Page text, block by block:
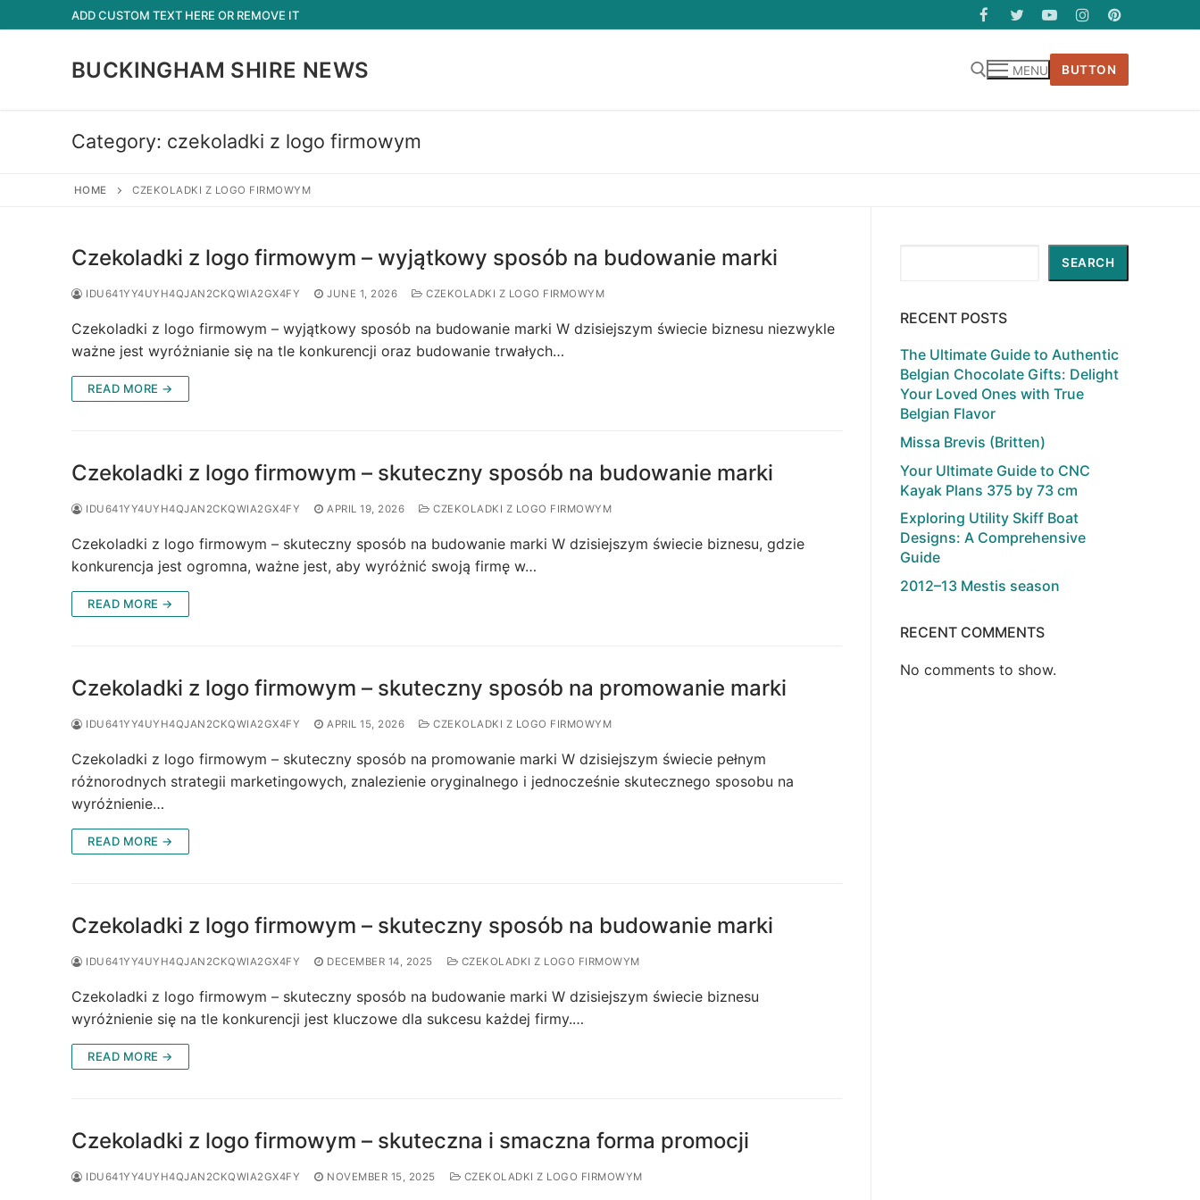
to
ADD CUSTOM TEXT HERE OR REMOVE IT
BUCKINGHAM SHIRE NEWS MENU BUTTON
Category: czekoladki z logo firmowym
HOME CZEKOLADKI Z LOGO FIRMOWYM
Czekoladki z logo firmowym – wyjątkowy sposób na budowanie marki
IDU641YY4UYH4QJAN2CKQWIA2GX4FY JUNE 1, 2026 CZEKOLADKI Z LOGO FIRMOWYM
Czekoladki z logo firmowym – wyjątkowy sposób na budowanie marki W dzisiejszym świecie biznesu niezwykle
ważne jest wyróżnianie się na tle konkurencji oraz budowanie trwałych…
READ MORE →
Czekoladki z logo firmowym – skuteczny sposób na budowanie marki
IDU641YY4UYH4QJAN2CKQWIA2GX4FY APRIL 19, 2026 CZEKOLADKI Z LOGO FIRMOWYM
Czekoladki z logo firmowym – skuteczny sposób na budowanie marki W dzisiejszym świecie biznesu, gdzie
konkurencja jest ogromna, ważne jest, aby wyróżnić swoją firmę w…
READ MORE →
Czekoladki z logo firmowym – skuteczny sposób na promowanie marki
IDU641YY4UYH4QJAN2CKQWIA2GX4FY APRIL 15, 2026 CZEKOLADKI Z LOGO FIRMOWYM
Czekoladki z logo firmowym – skuteczny sposób na promowanie marki W dzisiejszym świecie pełnym
różnorodnych strategii marketingowych, znalezienie oryginalnego i jednocześnie skutecznego sposobu na
wyróżnienie…
READ MORE →
Czekoladki z logo firmowym – skuteczny sposób na budowanie marki
IDU641YY4UYH4QJAN2CKQWIA2GX4FY DECEMBER 14, 2025 CZEKOLADKI Z LOGO FIRMOWYM
Czekoladki z logo firmowym – skuteczny sposób na budowanie marki W dzisiejszym świecie biznesu
wyróżnienie się na tle konkurencji jest kluczowe dla sukcesu każdej firmy.…
READ MORE →
Czekoladki z logo firmowym – skuteczna i smaczna forma promocji
IDU641YY4UYH4QJAN2CKQWIA2GX4FY NOVEMBER 15, 2025 CZEKOLADKI Z LOGO FIRMOWYM
SEARCH
RECENT POSTS
The Ultimate Guide to Authentic
Belgian Chocolate Gifts: Delight
Your Loved Ones with True
Belgian Flavor
Missa Brevis (Britten)
Your Ultimate Guide to CNC
Kayak Plans 375 by 73 cm
Exploring Utility Skiff Boat
Designs: A Comprehensive
Guide
2012–13 Mestis season
RECENT COMMENTS
No comments to show.